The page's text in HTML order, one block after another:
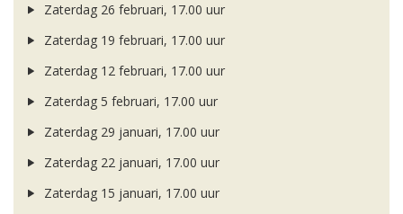
Zaterdag 26 februari, 17.00 uur
Zaterdag 19 februari, 17.00 uur
Zaterdag 12 februari, 17.00 uur
Zaterdag 5 februari, 17.00 uur
Zaterdag 29 januari, 17.00 uur
Zaterdag 22 januari, 17.00 uur
Zaterdag 15 januari, 17.00 uur